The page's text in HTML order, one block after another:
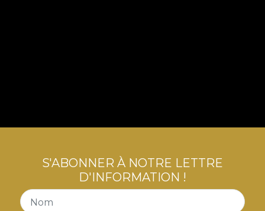
S'ABONNER À NOTRE LETTRE
D'INFORMATION !
Nom